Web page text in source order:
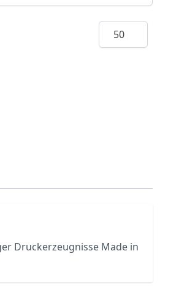
Menge
Druckerzeugnisse Made in